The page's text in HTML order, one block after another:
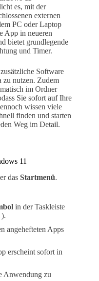
es, mit der
externen
PC oder Laptop
App in neueren
bietet grundlegende
und Timer.
Software
zu nutzen. Zudem
im Ordner
Sie sofort auf Ihre
wissen viele
finden und starten
Weg im Detail.
11
das Startmenü.
in der Taskleiste
angehefteten Apps
erscheint sofort in
Anwendung zu